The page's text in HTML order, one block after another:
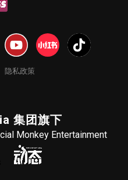
隐私政策
集团旗下